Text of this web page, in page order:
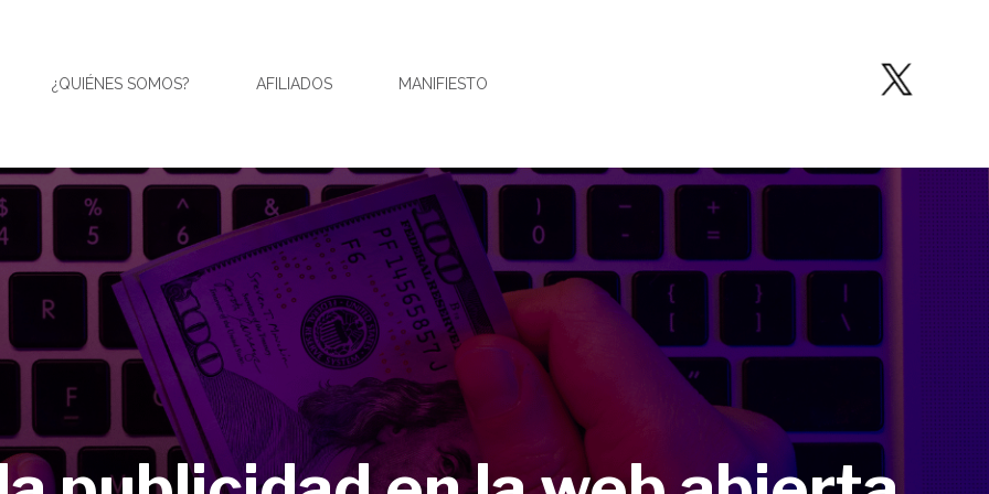
¿QUIÉNES SOMOS? AFILIADOS MANIFIESTO